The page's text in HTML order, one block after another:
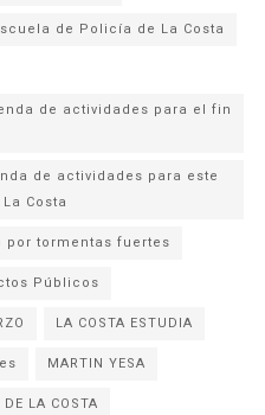
de actividades para el fin
de actividades para este
Costa
por tormentas fuertes
Públicos
LA COSTA ESTUDIA
MARTIN YESA
LA COSTA